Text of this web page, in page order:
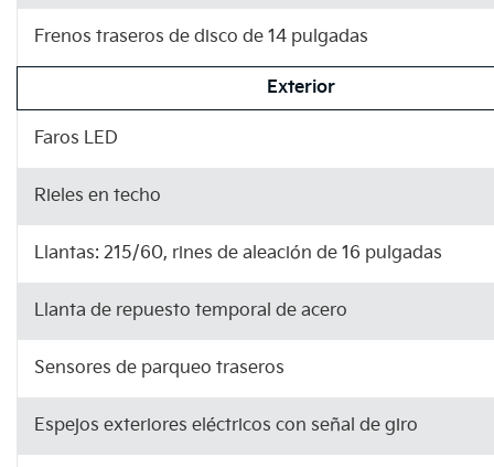
Frenos traseros de disco de 14 pulgadas
Exterior
Faros LED
Rieles en techo
Llantas: 215/60, rines de aleación de 16 pulgadas
Llanta de repuesto temporal de acero
Sensores de parqueo traseros
Espejos exteriores eléctricos con señal de giro